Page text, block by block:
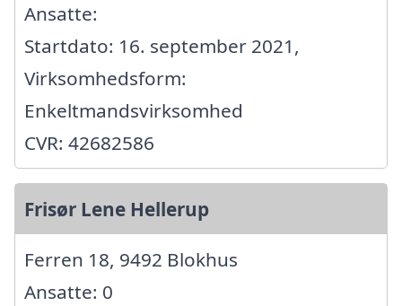
Ansatte:
Startdato: 16. september 2021,
Virksomhedsform:
Enkeltmandsvirksomhed
CVR: 42682586
Frisør Lene Hellerup
Ferren 18, 9492 Blokhus
Ansatte: 0